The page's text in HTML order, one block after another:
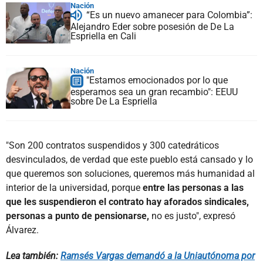
Nación
“Es un nuevo amanecer para Colombia”:
Alejandro Eder sobre posesión de De La
Espriella en Cali
Nación
"Estamos emocionados por lo que
esperamos sea un gran recambio": EEUU
sobre De La Espriella
"Son 200 contratos suspendidos y 300 catedráticos
desvinculados, de verdad que este pueblo está cansado y lo
que queremos son soluciones, queremos más humanidad al
interior de la universidad, porque entre las personas a las
que les suspendieron el contrato hay aforados sindicales,
personas a punto de pensionarse, no es justo", expresó
Álvarez.
Lea también: Ramsés Vargas demandó a la Uniautónoma por